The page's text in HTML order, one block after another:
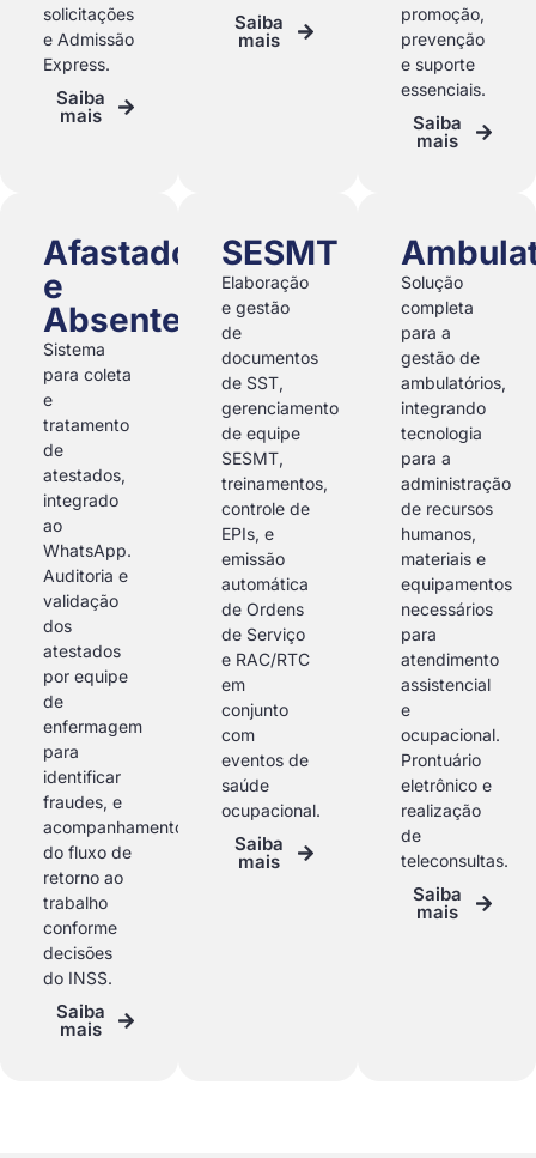
solicitações
e Admissão
Express.
Saiba
mais
Saiba
mais
promoção,
prevenção
e suporte
essenciais.
Saiba
mais
Afastados
e
Absenteísmo
Sistema
para coleta
e
tratamento
de
atestados,
integrado
ao
WhatsApp.
Auditoria e
validação
dos
atestados
por equipe
de
enfermagem
para
identificar
fraudes, e
acompanhamento
do fluxo de
retorno ao
trabalho
conforme
decisões
do INSS.
Saiba
mais
SESMT
Elaboração
e gestão
de
documentos
de SST,
gerenciamento
de equipe
SESMT,
treinamentos,
controle de
EPIs, e
emissão
automática
de Ordens
de Serviço
e RAC/RTC
em
conjunto
com
eventos de
saúde
ocupacional.
Saiba
mais
Solução
completa
para a
gestão de
ambulatórios,
integrando
tecnologia
para a
administração
de recursos
humanos,
materiais e
equipamentos
necessários
para
atendimento
assistencial
e
ocupacional.
Prontuário
eletrônico e
realização
de
teleconsultas.
Saiba
mais